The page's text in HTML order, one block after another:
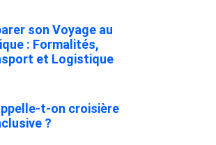
son Voyage au
: Formalités,
et Logistique
t-on croisière
?